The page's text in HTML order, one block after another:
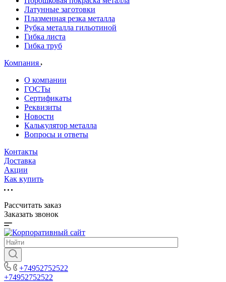
Латунные заготовки
Плазменная резка металла
Рубка металла гильотиной
Гибка листа
Гибка труб
Компания
О компании
ГОСТы
Сертификаты
Реквизиты
Новости
Калькулятор металла
Вопросы и ответы
Контакты
Доставка
Акции
Как купить
Рассчитать заказ
Заказать звонок
+74952752522
+74952752522